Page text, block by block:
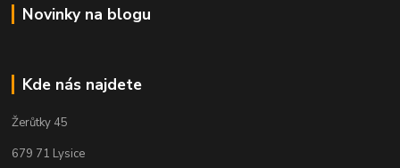
Novinky na blogu
Kde nás najdete
Žerůtky 45
679 71 Lysice